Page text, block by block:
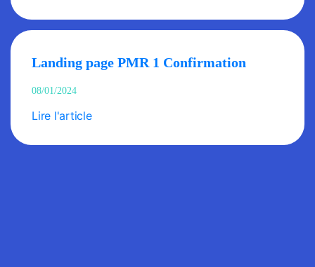
Landing page PMR 1 Confirmation
08/01/2024
Lire l'article